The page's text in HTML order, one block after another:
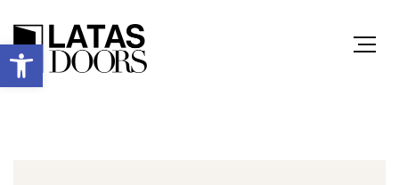
Ανοίξτε τη γραμμή εργαλείων